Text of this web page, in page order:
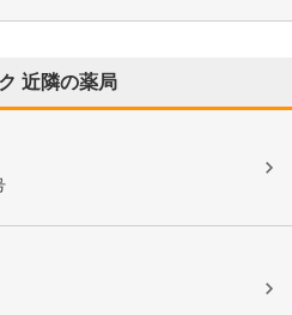
近隣の薬局